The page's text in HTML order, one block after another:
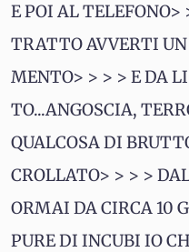
E POI AL
TRATTO AVVERTI
MENTO> > > > E DA
TO...ANGOSCIA,
QUALCOSA DI
CROLLATO> > > >
ORMAI DA CIRCA 10
PURE DI INCUBI IO